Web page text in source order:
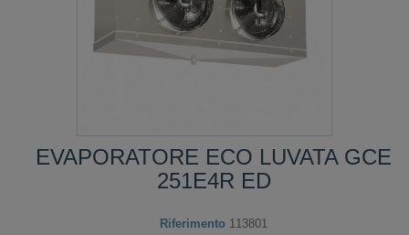
EVAPORATORE ECO LUVATA GCE
251E4R ED
Riferimento 113801